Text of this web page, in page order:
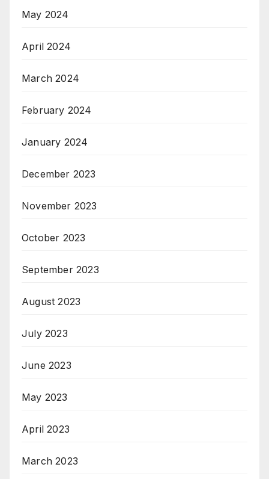
May 2024
April 2024
March 2024
February 2024
January 2024
December 2023
November 2023
October 2023
September 2023
August 2023
July 2023
June 2023
May 2023
April 2023
March 2023